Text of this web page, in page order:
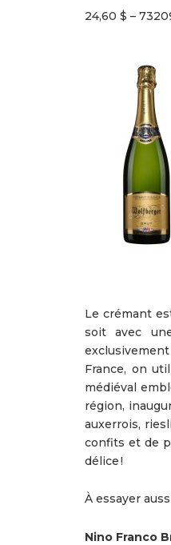
24,60 $ –
Le crémant
soit avec
France, on
médiéval
région,
auxerrois,
confits et de
délice !
À essayer
Nino Franco